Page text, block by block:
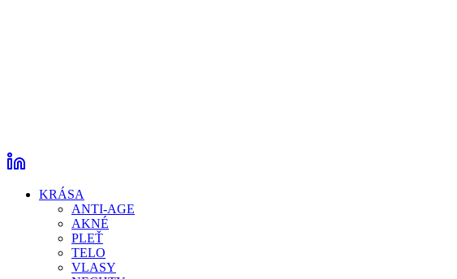
KRÁSA
ANTI-AGE
AKNÉ
PLEŤ
TELO
VLASY